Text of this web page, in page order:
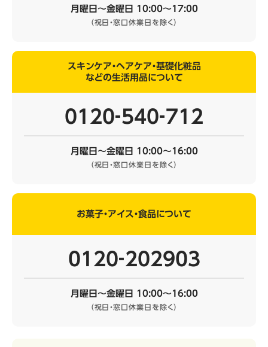
月曜日～金曜日 10:00～17:00
（祝日・窓口休業日を除く）
スキンケア・ヘアケア・基礎化粧品
などの生活用品について
0120‐540‐712
月曜日～金曜日 10:00～16:00
（祝日・窓口休業日を除く）
お菓子・アイス・食品について
0120‐202903
月曜日～金曜日 10:00～16:00
（祝日・窓口休業日を除く）